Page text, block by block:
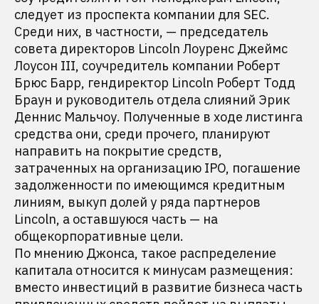
следует из проспекта компании для SEC.
Среди них, в частности, — председатель
совета директоров Lincoln Лоуренс Джеймс
Лоусон III, соучредитель компании Роберт
Брюс Барр, гендиректор Lincoln Роберт Тодд
Браун и руководитель отдела слияний Эрик
Деннис Мальчоу. Полученные в ходе листинга
средства они, среди прочего, планируют
направить на покрытие средств,
затраченных на организацию IPO, погашение
задолженности по имеющимся кредитным
линиям, выкуп долей у ряда партнеров
Lincoln, а оставшуюся часть — на
общекорпоративные цели.
По мнению Джонса, такое распределение
капитала относится к минусам размещения:
вместо инвестиций в развитие бизнеса часть